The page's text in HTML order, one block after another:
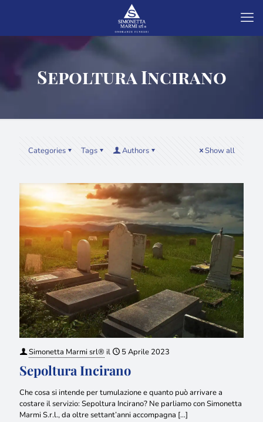
Sepoltura Incirano
Categories Tags Authors Show all
Simonetta Marmi srl® il 5 Aprile 2023
Sepoltura Incirano
Che cosa si intende per tumulazione e quanto può arrivare a
costare il servizio: Sepoltura Incirano? Ne parliamo con Simonetta
Marmi S.r.l., da oltre settant’anni accompagna […]